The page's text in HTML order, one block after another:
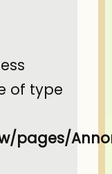
of type
pages/